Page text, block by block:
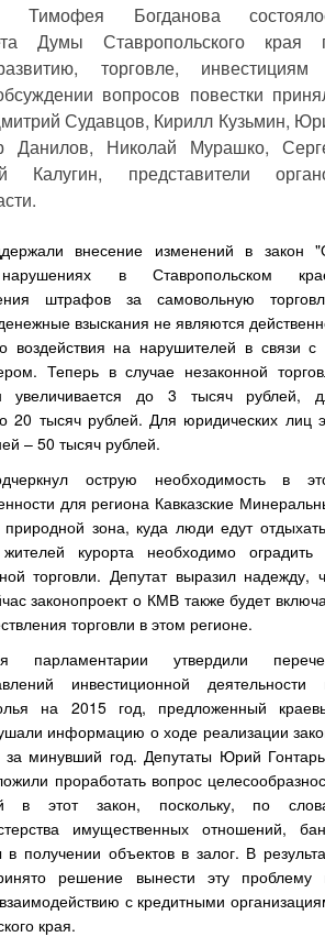
Тимофея Богданова
Думы Ставропольского края
торговле,
вопросов повестки
Судавцов, Кирилл Кузьмин,
Данилов, Николай Мурашко,
Калугин, представители
внесение изменений в закон
нарушениях в Ставропольском
штрафов за самовольную
взыскания не являются
воздействия на нарушителей в связи с
Теперь в случае незаконной
до 3 тысяч рублей,
20 тысяч рублей. Для юридических лиц
– 50 тысяч рублей.
острую необходимость в
для региона Кавказские
зона, куда люди едут
курорта необходимо оградить
торговли. Депутат выразил надежду,
законопроект о КМВ также будет
торговли в этом регионе.
утвердили
инвестиционной деятельности
на 2015 год, предложенный
информацию о ходе реализации
минувший год. Депутаты Юрий
проработать вопрос
в этот закон, поскольку, по
имущественных отношений,
получении объектов в залог. В
решение вынести эту проблему
с кредитными
края.